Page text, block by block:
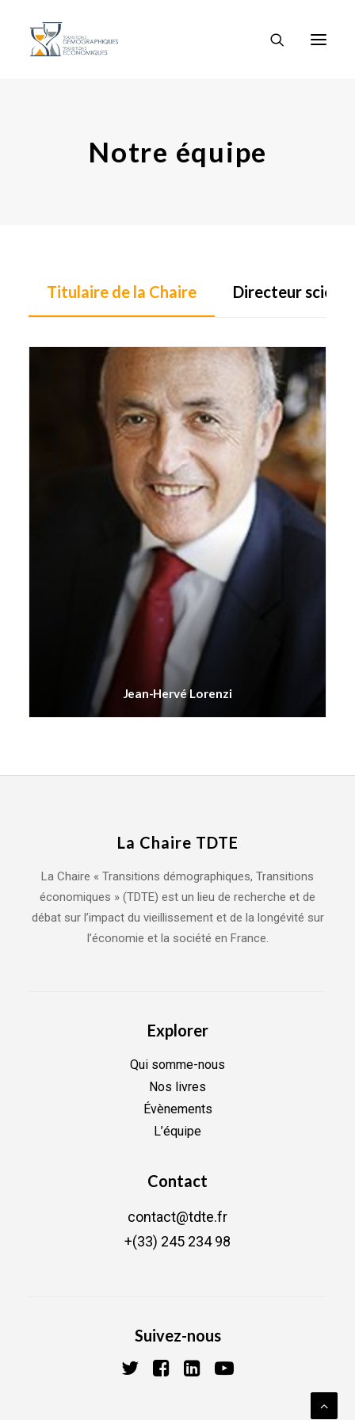
Notre équipe
Titulaire de la Chaire Directeur
Jean-Hervé Lorenzi
La Chaire TDTE
La Chaire « Transitions démographiques, Transitions
économiques » (TDTE) est un lieu de recherche et de
débat sur l’impact du vieillissement et de la longévité sur
l’économie et la société en France.
Explorer
Qui somme-nous
Nos livres
Évènements
L’équipe
Contact
contact@tdte.fr
+(33) 245 234 98
Suivez-nous